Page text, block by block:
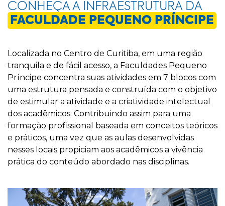
CONHEÇA A INFRAESTRUTURA DA
FACULDADE PEQUENO PRÍNCIPE
Localizada no Centro de Curitiba, em uma região
tranquila e de fácil acesso, a Faculdades Pequeno
Príncipe concentra suas atividades em 7 blocos com
uma estrutura pensada e construída com o objetivo
de estimular a atividade e a criatividade intelectual
dos acadêmicos. Contribuindo assim para uma
formação profissional baseada em conceitos teóricos
e práticos, uma vez que as aulas desenvolvidas
nesses locais propiciam aos acadêmicos a vivência
prática do conteúdo abordado nas disciplinas.